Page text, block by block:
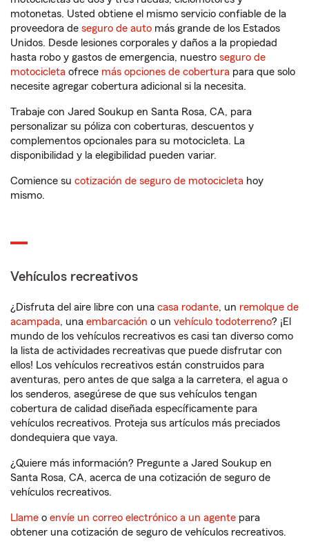
motonetas. Usted obtiene el mismo servicio confiable de la
proveedora de seguro de auto más grande de los Estados
Unidos. Desde lesiones corporales y daños a la propiedad
hasta robo y gastos de emergencia, nuestro seguro de
motocicleta ofrece más opciones de cobertura para que solo
necesite agregar cobertura adicional si la necesita.
Trabaje con Jared Soukup en Santa Rosa, CA, para
personalizar su póliza con coberturas, descuentos y
complementos opcionales para su motocicleta. La
disponibilidad y la elegibilidad pueden variar.
Comience su cotización de seguro de motocicleta hoy
mismo.
Vehículos recreativos
¿Disfruta del aire libre con una casa rodante, un remolque de
acampada, una embarcación o un vehículo todoterreno? ¡El
mundo de los vehículos recreativos es casi tan diverso como
la lista de actividades recreativas que puede disfrutar con
ellos! Los vehículos recreativos están construidos para
aventuras, pero antes de que salga a la carretera, el agua o
los senderos, asegúrese de que sus vehículos tengan
cobertura de calidad diseñada específicamente para
vehículos recreativos. Proteja sus artículos más preciados
dondequiera que vaya.
¿Quiere más información? Pregunte a Jared Soukup en
Santa Rosa, CA, acerca de una cotización de seguro de
vehículos recreativos.
Llame o envíe un correo electrónico a un agente para
obtener una cotización de seguro de vehículos recreativos.